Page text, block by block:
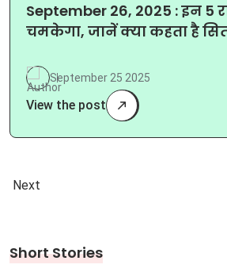
September 26, 2025 : इन 5
चमकेगा, जानें क्या कहता है
September 25 2025
View the post
Next
Short Stories